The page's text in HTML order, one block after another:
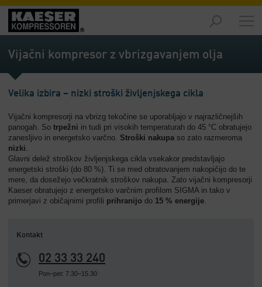
Izdelki
-
Pregled
-
Servis
-
Pregled
Podjetje
-
Pregled
Vijačni kompresor z vbrizgavanjem olja
Velika izbira – nizki stroški življenjskega cikla
Vijačni kompresorji na vbrizg tekočine se uporabljajo v najrazličnejših
panogah. So trpežni in tudi pri visokih temperaturah do 45 °C obratujejo
zanesljivo in energetsko varčno. Stroški nakupa so zato razmeroma
nizki.
Glavni delež stroškov življenjskega cikla vsekakor predstavljajo
energetski stroški (do 80 %). Ti se med obratovanjem nakopičijo do te
mere, da dosežejo večkratnik stroškov nakupa. Zato vijačni kompresorji
Kaeser obratujejo z energetsko varčnim profilom SIGMA in tako v
primerjavi z običajnimi profili prihranijo do 15 % energije.
Kontakt
02 33 33 240
Pon–pet: 7.30–15.30